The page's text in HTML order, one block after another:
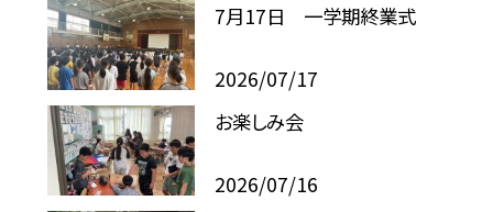
7月17日 一学期終業式
2026/07/17
お楽しみ会
2026/07/16